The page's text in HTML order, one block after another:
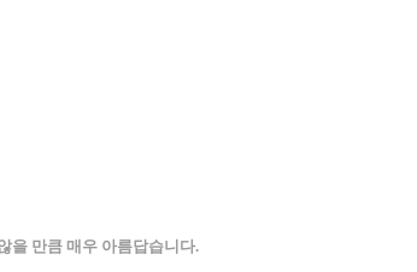
을 만큼 매우 아름답습니다.